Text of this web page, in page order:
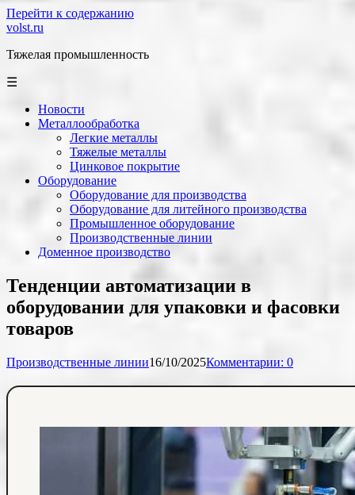
Перейти к содержанию
volst.ru
Тяжелая промышленность
☰
Новости
Металлообработка
Легкие металлы
Тяжелые металлы
Цинковое покрытие
Оборудование
Оборудование для производства
Оборудование для литейного производства
Промышленное оборудование
Производственные линии
Доменное производство
Тенденции автоматизации в
оборудовании для упаковки и фасовки
товаров
Производственные линии16/10/2025Комментарии: 0